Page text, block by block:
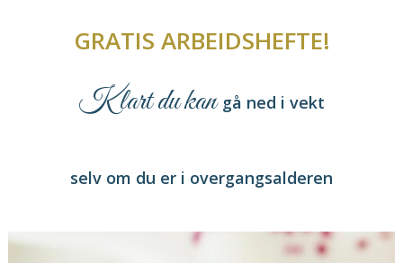
GRATIS ARBEIDSHEFTE!
Klart du kan gå ned i vekt
selv om du er i overgangsalderen